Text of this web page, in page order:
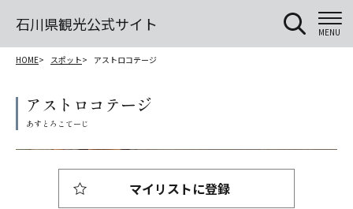
石川県観光公式サイト MENU
HOME スポット アストロコテージ
アストロコテージ
マイリストに登録